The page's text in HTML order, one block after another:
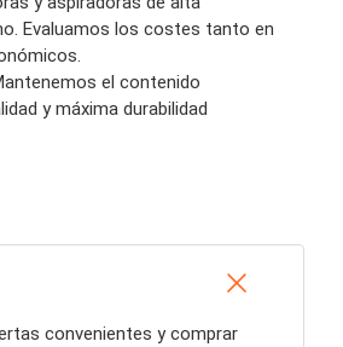
Evaluamos los costes tanto en
el contenido
y máxima durabilidad
convenientes y comprar